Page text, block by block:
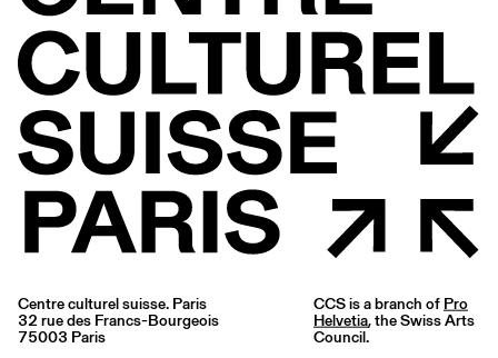
Centre culturel suisse. Paris
32 rue des Francs-Bourgeois
75003 Paris
CCS is a branch of Pro
Helvetia, the Swiss Arts
Council.